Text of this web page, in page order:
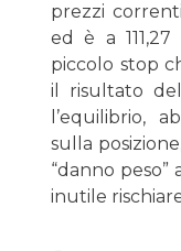
prezzi
ed è a
piccolo stop
il risultato
l’equilibrio,
sulla
“danno
inutile